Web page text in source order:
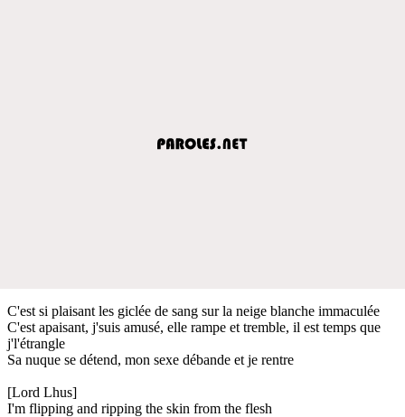
C'est si plaisant les giclée de sang sur la neige blanche immaculée
C'est apaisant, j'suis amusé, elle rampe et tremble, il est temps que
j'l'étrangle
Sa nuque se détend, mon sexe débande et je rentre
[Lord Lhus]
I'm flipping and ripping the skin from the flesh